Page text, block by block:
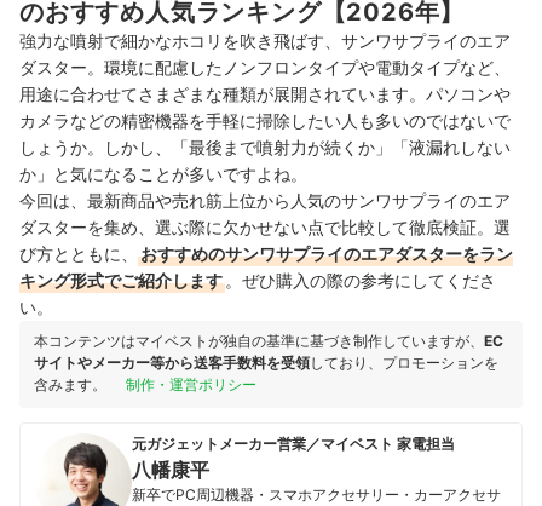
のおすすめ人気ランキング【2026年】
強力な噴射で細かなホコリを吹き飛ばす、サンワサプライのエア
ダスター。環境に配慮したノンフロンタイプや電動タイプなど、
用途に合わせてさまざまな種類が展開されています。パソコンや
カメラなどの精密機器を手軽に掃除したい人も多いのではないで
しょうか。しかし、「最後まで噴射力が続くか」「液漏れしない
か」と気になることが多いですよね。
今回は、最新商品や売れ筋上位から人気のサンワサプライのエア
ダスターを集め、選ぶ際に欠かせない点で比較して徹底検証。選
び方とともに、
おすすめのサンワサプライのエアダスターをラン
キング形式でご紹介します 。ぜひ購入の際の参考にしてくださ
い。
本コンテンツはマイベストが独自の基準に基づき制作していますが、 EC
サイトやメーカー等から送客手数料を受領しており、プロモーションを
含みます。
制作・運営ポリシー
元ガジェットメーカー営業／マイベスト 家電担当
八幡康平
新卒でPC周辺機器・スマホアクセサリー・カーアクセサ